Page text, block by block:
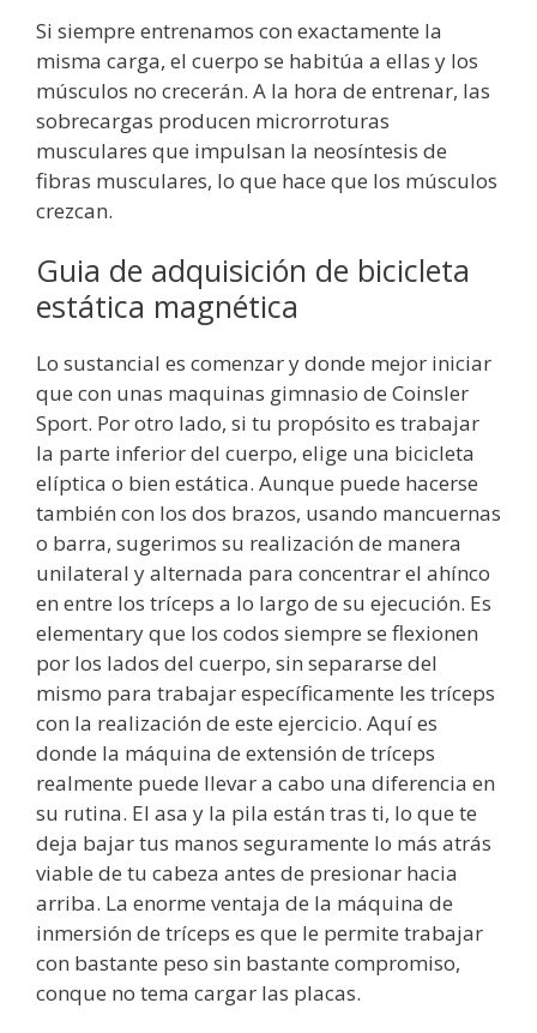
Si siempre entrenamos con exactamente la
misma carga, el cuerpo se habitúa a ellas y los
músculos no crecerán. A la hora de entrenar, las
sobrecargas producen microrroturas
musculares que impulsan la neosíntesis de
fibras musculares, lo que hace que los músculos
crezcan.
Guia de adquisición de bicicleta
estática magnética
Lo sustancial es comenzar y donde mejor iniciar
que con unas maquinas gimnasio de Coinsler
Sport. Por otro lado, si tu propósito es trabajar
la parte inferior del cuerpo, elige una bicicleta
elíptica o bien estática. Aunque puede hacerse
también con los dos brazos, usando mancuernas
o barra, sugerimos su realización de manera
unilateral y alternada para concentrar el ahínco
en entre los tríceps a lo largo de su ejecución. Es
elementary que los codos siempre se flexionen
por los lados del cuerpo, sin separarse del
mismo para trabajar específicamente les tríceps
con la realización de este ejercicio. Aquí es
donde la máquina de extensión de tríceps
realmente puede llevar a cabo una diferencia en
su rutina. El asa y la pila están tras ti, lo que te
deja bajar tus manos seguramente lo más atrás
viable de tu cabeza antes de presionar hacia
arriba. La enorme ventaja de la máquina de
inmersión de tríceps es que le permite trabajar
con bastante peso sin bastante compromiso,
conque no tema cargar las placas.